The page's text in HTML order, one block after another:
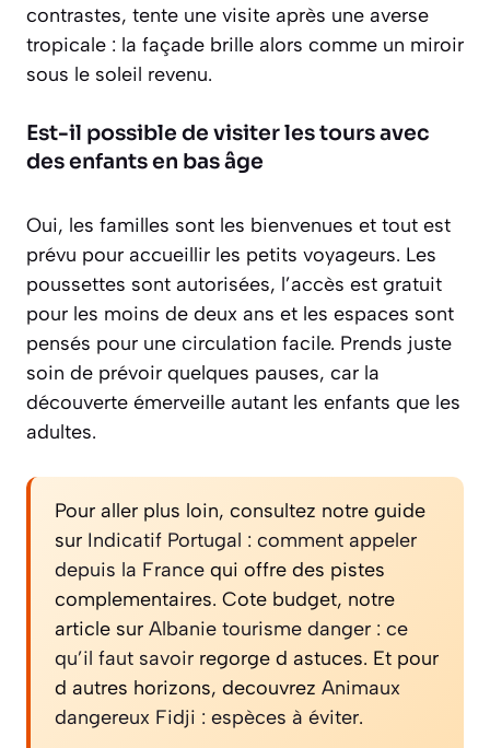
contrastes, tente une visite après une averse
tropicale : la façade brille alors comme un miroir
sous le soleil revenu.
Est-il possible de visiter les tours avec
des enfants en bas âge
Oui, les familles sont les bienvenues et tout est
prévu pour accueillir les petits voyageurs. Les
poussettes sont autorisées, l’accès est gratuit
pour les moins de deux ans et les espaces sont
pensés pour une circulation facile. Prends juste
soin de prévoir quelques pauses, car la
découverte émerveille autant les enfants que les
adultes.
Pour aller plus loin, consultez notre guide
sur Indicatif Portugal : comment appeler
depuis la France qui offre des pistes
complementaires. Cote budget, notre
article sur Albanie tourisme danger : ce
qu’il faut savoir regorge d astuces. Et pour
d autres horizons, decouvrez Animaux
dangereux Fidji : espèces à éviter.